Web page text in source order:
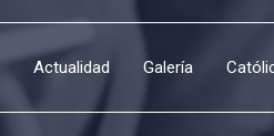
Actualidad Galería